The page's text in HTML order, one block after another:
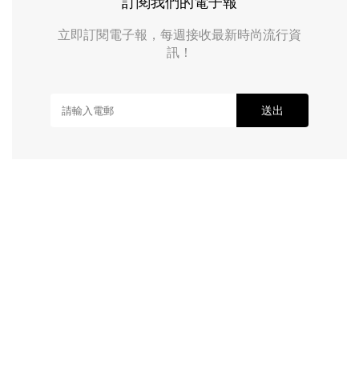
立即訂閱電子報，每週接收最新時尚流行資
訊！
送出